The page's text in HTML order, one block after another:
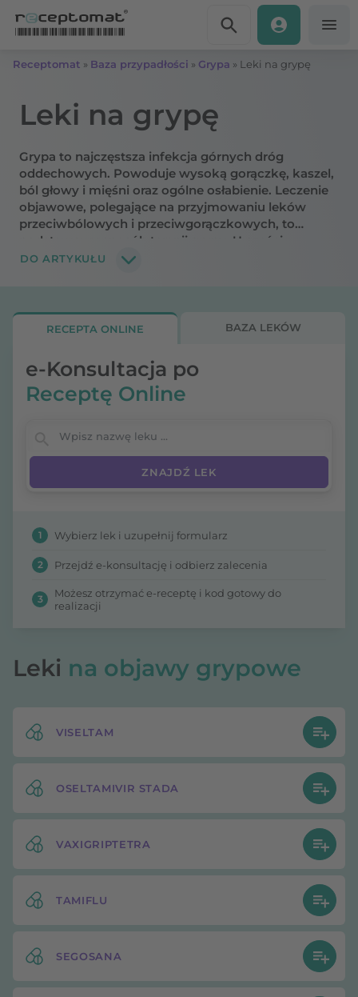
Receptomat » Baza przypadłości » Grypa » Leki na grypę
Leki na grypę
Grypa to najczęstsza infekcja górnych dróg
oddechowych. Powoduje wysoką gorączkę, kaszel,
ból głowy i mięśni oraz ogólne osłabienie. Leczenie
objawowe, polegające na przyjmowaniu leków
przeciwbólowych i przeciwgorączkowych, to
podstawowy sposób terapii grypy. U części
pacjentów stosowane są leki przeciwwirusowe,
przebiegu choroby i stanu pacjenta? Wyjaśniamy.
DO ARTYKUŁU
RECEPTA ONLINE BAZA LEKÓW
e-Konsultacja po
Receptę Online
Wpisz nazwę leku
1 Wybierz lek i uzupełnij formularz
2 Przejdź e-konsultację i odbierz zalecenia
3
Możesz otrzymać e-receptę i kod gotowy do
realizacji
Leki na objawy grypowe
VISELTAM
OSELTAMIVIR STADA
VAXIGRIPTETRA
TAMIFLU
SEGOSANA